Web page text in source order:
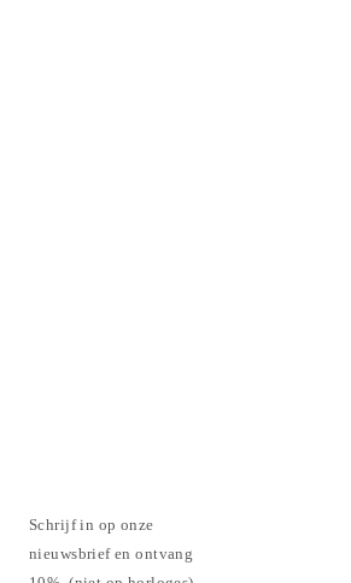
Schrijf in op onze
nieuwsbrief en ontvang